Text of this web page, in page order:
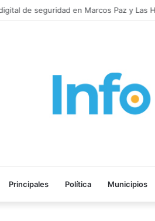
de seguridad en Marcos Paz y Las
Principales Política Municipios